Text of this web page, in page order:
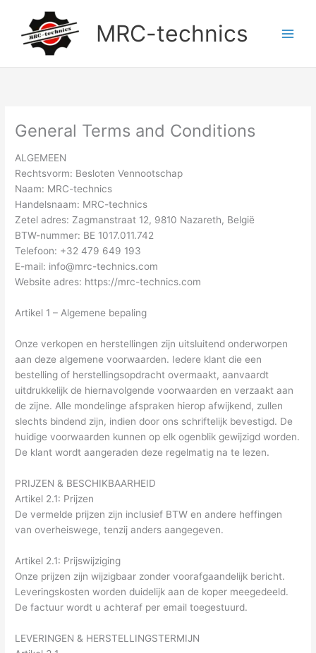
content
MRC-technics
General Terms and Conditions
ALGEMEEN
Rechtsvorm: Besloten Vennootschap
Naam: MRC-technics
Handelsnaam: MRC-technics
Zetel adres: Zagmanstraat 12, 9810 Nazareth, België
BTW-nummer: BE 1017.011.742
Telefoon: +32 479 649 193
E-mail: info@mrc-technics.com
Website adres: https://mrc-technics.com
Artikel 1 – Algemene bepaling
Onze verkopen en herstellingen zijn uitsluitend onderworpen
aan deze algemene voorwaarden. Iedere klant die een
bestelling of herstellingsopdracht overmaakt, aanvaardt
uitdrukkelijk de hiernavolgende voorwaarden en verzaakt aan
de zijne. Alle mondelinge afspraken hierop afwijkend, zullen
slechts bindend zijn, indien door ons schriftelijk bevestigd. De
huidige voorwaarden kunnen op elk ogenblik gewijzigd worden.
De klant wordt aangeraden deze regelmatig na te lezen.
PRIJZEN & BESCHIKBAARHEID
Artikel 2.1: Prijzen
De vermelde prijzen zijn inclusief BTW en andere heffingen
van overheiswege, tenzij anders aangegeven.
Artikel 2.1: Prijswijziging
Onze prijzen zijn wijzigbaar zonder voorafgaandelijk bericht.
Leveringskosten worden duidelijk aan de koper meegedeeld.
De factuur wordt u achteraf per email toegestuurd.
LEVERINGEN & HERSTELLINGSTERMIJN